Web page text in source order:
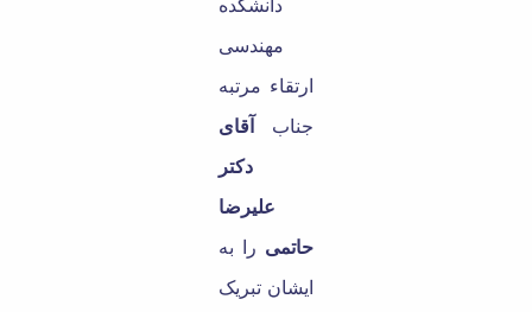
دانشکده
مهندسی
ارتقاء مرتبه
جناب
آقای
دکتر
علیرضا
حاتمی را به
ایشان تبریک